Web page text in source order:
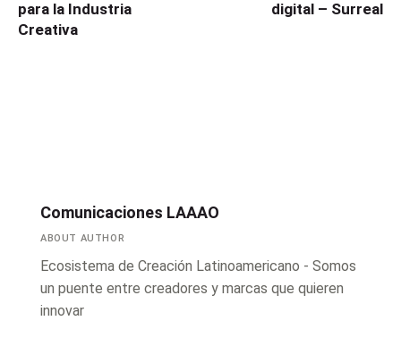
para la Industria
Creativa
digital – Surreal
Comunicaciones LAAAO
ABOUT AUTHOR
Ecosistema de Creación Latinoamericano - Somos
un puente entre creadores y marcas que quieren
innovar